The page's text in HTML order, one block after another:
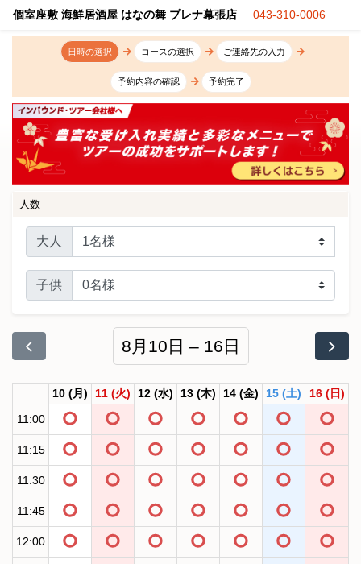
個室座敷 海鮮居酒屋 はなの舞 プレナ幕張店 043-310-0006
日時の選択 コースの選択 ご連絡先の入力
予約内容の確認 予約完了
人数
大人
子供
8月10日 – 16日
10 (月) 11 (火) 12 (水) 13 (木) 14 (金) 15 (土) 16 (日)
11:00
11:15
11:30
11:45
12:00